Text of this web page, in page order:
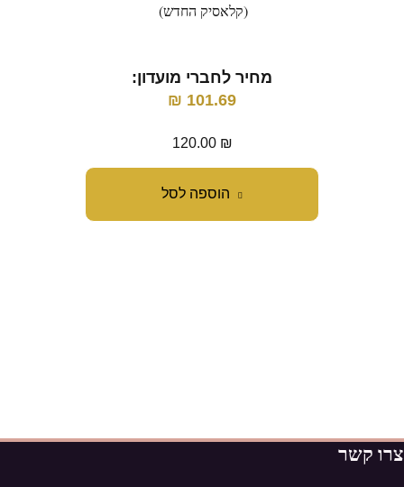
הוספה לסל
(קלאסיק החדש)
מחיר לחברי מועדון:
101.69
₪
120.00 ₪
צרו קשר